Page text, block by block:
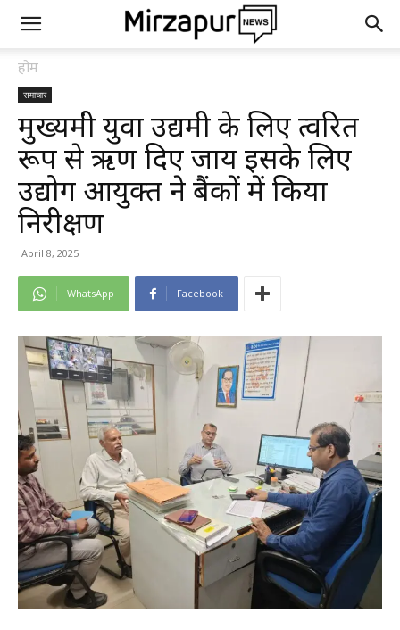
होम
समाचार
मुख्यमंत्री युवा उद्यमी के लिए त्वरित
रूप से ऋण दिए जाय इसके लिए
उद्योग आयुक्त ने बैंकों में किया
निरीक्षण
April 8, 2025
WhatsApp Facebook